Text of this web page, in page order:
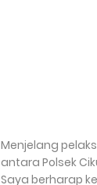
Menjelang
antara Polsek
Saya berharap